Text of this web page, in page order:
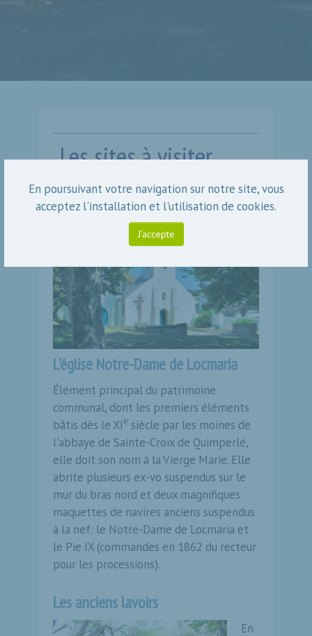
En poursuivant votre navigation sur notre site, vous
acceptez l'installation et l'utilisation de cookies.
J’accepte
Les sites à visiter
L’église Notre-Dame de Locmaria
Élément principal du patrimoine
communal, dont les premiers éléments
bâtis dès le XIe siècle par les moines de
l'abbaye de Sainte-Croix de Quimperlé,
elle doit son nom à la Vierge Marie. Elle
abrite plusieurs ex-vo suspendus sur le
mur du bras nord et deux magnifiques
maquettes de navires anciens suspendus
à la nef: le Notre-Dame de Locmaria et
le Pie IX (commandes en 1862 du recteur
pour les processions).
Les anciens lavoirs
En